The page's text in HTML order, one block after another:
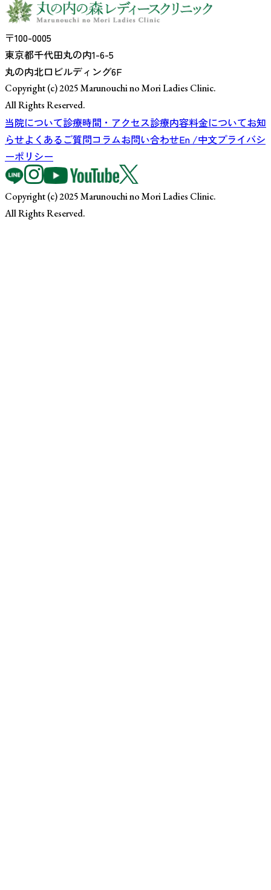
〒100-0005
東京都千代田丸の内1-6-5
丸の内北口ビルディング6F
Copyright (c) 2025 Marunouchi no Mori Ladies Clinic.
All Rights Reserved.
当院について診療時間・アクセス診療内容料金についてお知
らせよくあるご質問コラムお問い合わせEn /中文プライバシ
ーポリシー
Copyright (c) 2025 Marunouchi no Mori Ladies Clinic.
All Rights Reserved.